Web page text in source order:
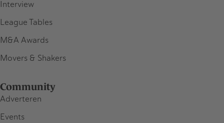
Interview
League Tables
M&A Awards
Movers & Shakers
Community
Adverteren
Events